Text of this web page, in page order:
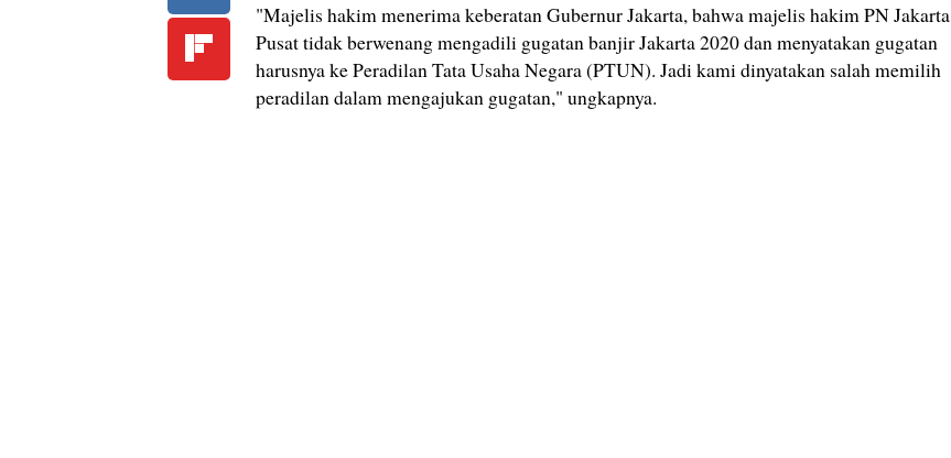
"Majelis hakim menerima keberatan Gubernur Jakarta, bahwa majelis hakim PN Jakarta
Pusat tidak berwenang mengadili gugatan banjir Jakarta 2020 dan menyatakan gugatan
harusnya ke Peradilan Tata Usaha Negara (PTUN). Jadi kami dinyatakan salah memilih
peradilan dalam mengajukan gugatan," ungkapnya.